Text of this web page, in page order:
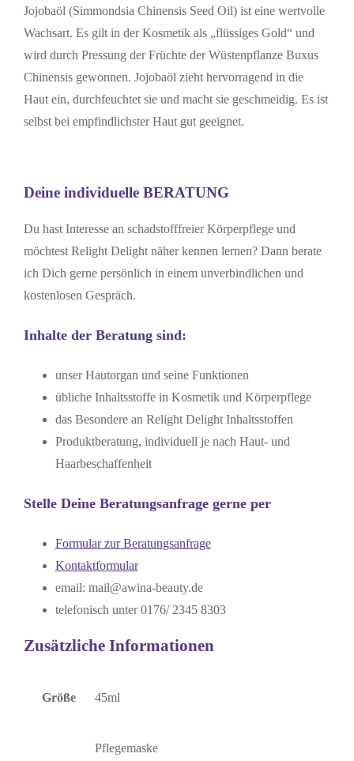
Jojobaöl (Simmondsia Chinensis Seed Oil) ist eine wertvolle
Wachsart. Es gilt in der Kosmetik als „flüssiges Gold“ und
wird durch Pressung der Früchte der Wüstenpflanze Buxus
Chinensis gewonnen. Jojobaöl zieht hervorragend in die
Haut ein, durchfeuchtet sie und macht sie geschmeidig. Es ist
selbst bei empfindlichster Haut gut geeignet.
Deine individuelle BERATUNG
Du hast Interesse an schadstofffreier Körperpflege und
möchtest Relight Delight näher kennen lernen? Dann berate
ich Dich gerne persönlich in einem unverbindlichen und
kostenlosen Gespräch.
Inhalte der Beratung sind:
unser Hautorgan und seine Funktionen
übliche Inhaltsstoffe in Kosmetik und Körperpflege
das Besondere an Relight Delight Inhaltsstoffen
Produktberatung, individuell je nach Haut- und
Haarbeschaffenheit
Stelle Deine Beratungsanfrage gerne per
Formular zur Beratungsanfrage
Kontaktformular
email: mail@awina-beauty.de
telefonisch unter 0176/ 2345 8303
Zusätzliche Informationen
Größe 45ml
Pflegemaske